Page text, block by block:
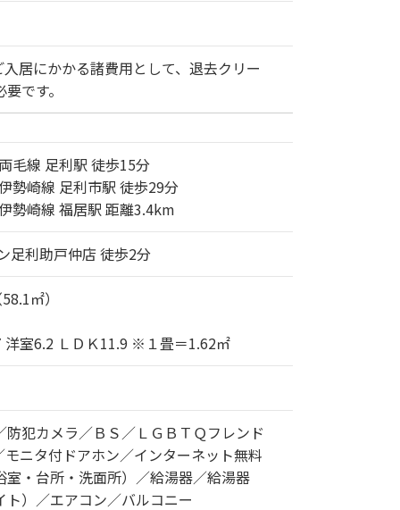
居にかかる諸費用として、退去クリー
です。
毛線 足利駅 徒歩15分
勢崎線 足利市駅 徒歩29分
勢崎線 福居駅 距離3.4km
足利助戸仲店 徒歩2分
㎡）
洋室6.2 ＬＤＫ11.9 ※１畳＝1.62㎡
犯カメラ／ＢＳ／ＬＧＢＴＱフレンド
ニタ付ドアホン／インターネット無料
・台所・洗面所）／給湯器／給湯器
）／エアコン／バルコニー